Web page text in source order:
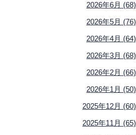
2026年6月 (68)
2026年5月 (76)
2026年4月 (64)
2026年3月 (68)
2026年2月 (66)
2026年1月 (50)
2025年12月 (60)
2025年11月 (65)